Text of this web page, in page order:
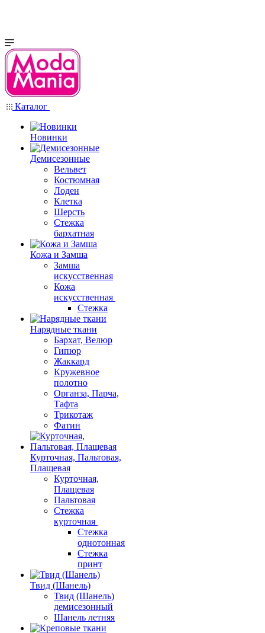
Каталог
Новинки
Демисезонные
Вельвет
Костюмная
Лоден
Клетка
Шерсть
Стежка
бархатная
Кожа и Замша
Замша
искусственная
Кожа
искусственная
Стежка
Нарядные ткани
Бархат, Велюр
Гипюр
Жаккард
Кружевное
полотно
Органза, Парча,
Тафта
Трикотаж
Фатин
Курточная, Пальтовая,
Плащевая
Курточная,
Плащевая
Пальтовая
Стежка
курточная
Стежка
однотонная
Стежка
принт
Твид (Шанель)
Твид (Шанель)
демисезонный
Шанель летняя